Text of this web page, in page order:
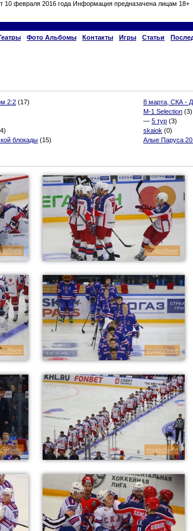
февраля 2016 года Информация предназачена лицам 18+
Фото Альбомы Контакты Игры Статьи
2:2 (17)
блокады (15)
8 марта, СКА -
M-1 Selection (3)
— 5 тур (3)
skaiok (0)
Алые Паруса
подробнее
подробнее
подробнее